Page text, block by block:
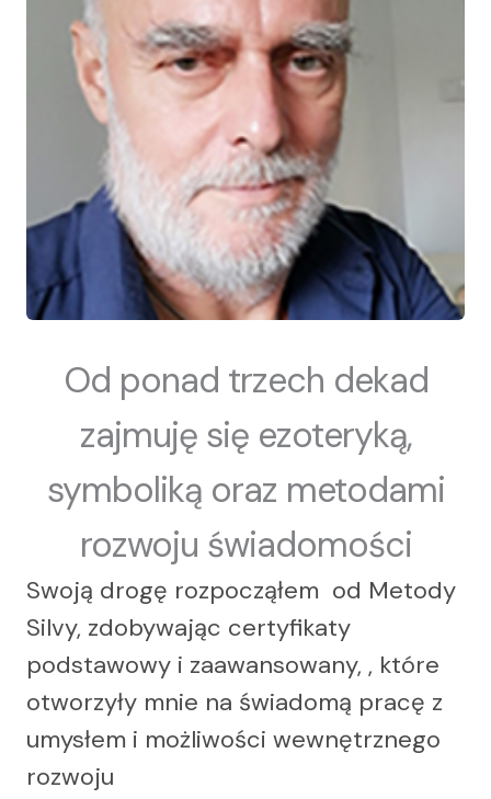
Od ponad trzech dekad
zajmuję się ezoteryką,
symboliką oraz metodami
rozwoju świadomości
Swoją drogę rozpocząłem od Metody
Silvy, zdobywając certyfikaty
podstawowy i zaawansowany, , które
otworzyły mnie na świadomą pracę z
umysłem i możliwości wewnętrznego
rozwoju